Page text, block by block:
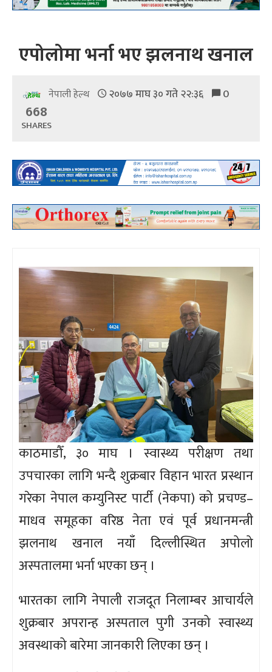
एपोलोमा भर्ना भए झलनाथ खनाल
नेपाली हेल्थ २०७७ माघ ३० गते २२:३६ 0
668
SHARES
काठमाडौँ, ३० माघ । स्वास्थ्य परीक्षण तथा
उपचारका लागि भन्दै शुक्रबार विहान भारत प्रस्थान
गरेका नेपाल कम्युनिस्ट पार्टी (नेकपा) को प्रचण्ड–
माधव समूहका वरिष्ठ नेता एवं पूर्व प्रधानमन्त्री
झलनाथ खनाल नयाँ दिल्लीस्थित अपोलो
अस्पतालमा भर्ना भएका छन् ।
भारतका लागि नेपाली राजदूत निलाम्बर आचार्यले
शुक्रबार अपरान्ह अस्पताल पुगी उनको स्वास्थ्य
अवस्थाको बारेमा जानकारी लिएका छन् ।